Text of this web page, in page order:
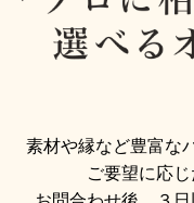
素材や縁など豊富な
ご要望に応